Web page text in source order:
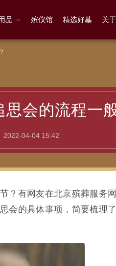
品 殡仪馆 精选好墓 关
会的流程一
2022-04-04 15:42
？有网友在北京殡葬服务网
会的具体事项，简要梳理了